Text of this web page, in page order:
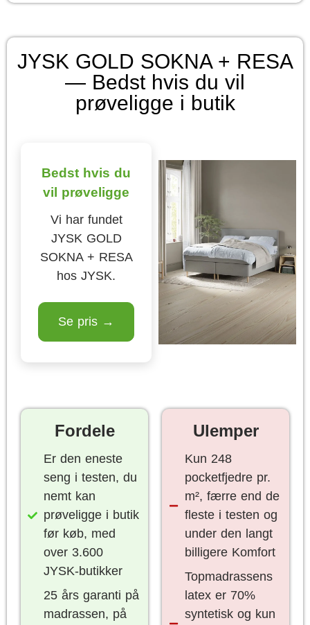
JYSK GOLD SOKNA + RESA
— Bedst hvis du vil
prøveligge i butik
Bedst hvis du
vil prøveligge
Vi har fundet
JYSK GOLD
SOKNA + RESA
hos JYSK.
Se pris →
Fordele
Er den eneste
seng i testen, du
nemt kan
prøveligge i butik
før køb, med
over 3.600
JYSK-butikker
25 års garanti på
madrassen, på
Ulemper
Kun 248
pocketfjedre pr.
m², færre end de
fleste i testen og
under den langt
billigere Komfort
Topmadrassens
latex er 70%
syntetisk og kun